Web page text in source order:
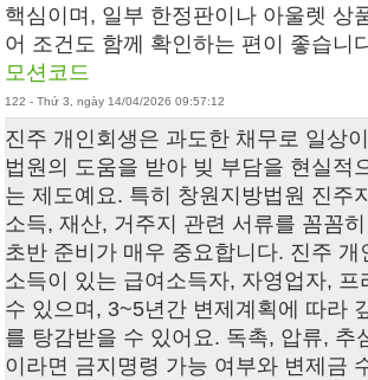
핵심이며, 일부 한정판이나 아울렛 상
어 조건도 함께 확인하는 편이 좋습니
모션코드
122 - Thứ 3, ngày 14/04/2026 09:57:12
진주 개인회생은 과도한 채무로 일상
법원의 도움을 받아 빚 부담을 현실적
는 제도예요. 특히 창원지방법원 진주
소득, 재산, 거주지 관련 서류를 꼼꼼
초반 준비가 매우 중요합니다. 진주 개
소득이 있는 급여소득자, 자영업자, 프
수 있으며, 3~5년간 변제계획에 따라
를 탕감받을 수 있어요. 독촉, 압류, 추
이라면 금지명령 가능 여부와 변제금